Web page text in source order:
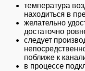
температура
находиться в
желательно
достаточно
следует
поближе к
в процессе